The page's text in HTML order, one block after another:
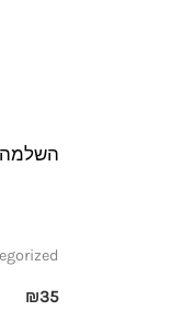
השלמה
₪35